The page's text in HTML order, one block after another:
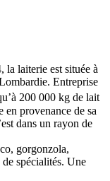
la laiterie est située à
Entreprise
200 000 kg de lait
provenance de sa
dans un rayon de
gorgonzola,
spécialités. Une